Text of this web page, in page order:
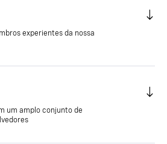
experientes da nossa
um amplo conjunto de